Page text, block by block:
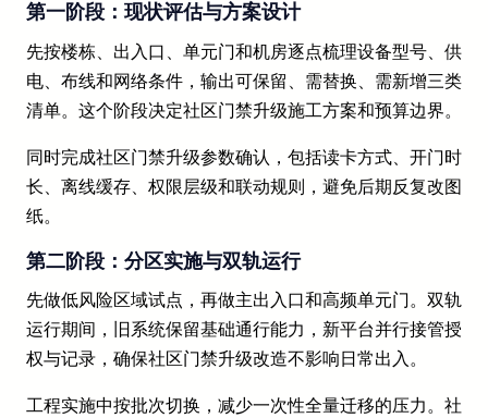
第一阶段：现状评估与方案设计
先按楼栋、出入口、单元门和机房逐点梳理设备型号、供
电、布线和网络条件，输出可保留、需替换、需新增三类
清单。这个阶段决定社区门禁升级施工方案和预算边界。
同时完成社区门禁升级参数确认，包括读卡方式、开门时
长、离线缓存、权限层级和联动规则，避免后期反复改图
纸。
第二阶段：分区实施与双轨运行
先做低风险区域试点，再做主出入口和高频单元门。双轨
运行期间，旧系统保留基础通行能力，新平台并行接管授
权与记录，确保社区门禁升级改造不影响日常出入。
工程实施中按批次切换，减少一次性全量迁移的压力。社